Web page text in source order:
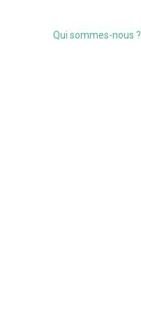
Qui sommes-nous ?